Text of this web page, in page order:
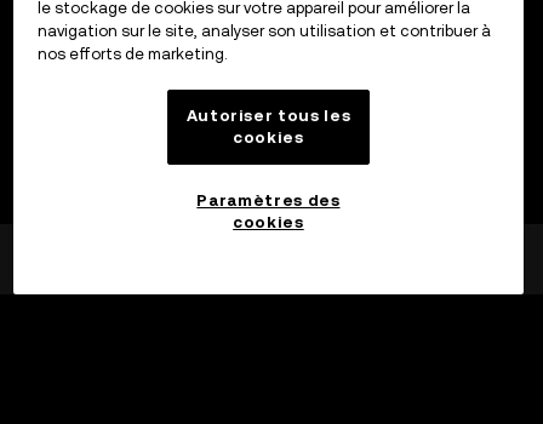
le stockage de cookies sur votre appareil pour améliorer la
navigation sur le site, analyser son utilisation et contribuer à
nos efforts de marketing.
Autoriser tous les
cookies
Paramètres des
cookies